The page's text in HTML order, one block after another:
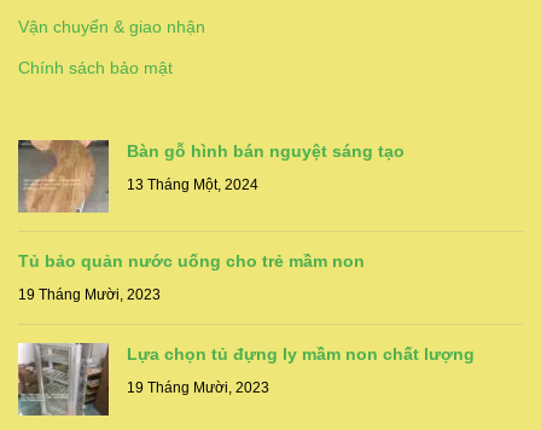
Vận chuyển & giao nhận
Chính sách bảo mật
Bàn gỗ hình bán nguyệt sáng tạo
13 Tháng Một, 2024
Tủ bảo quản nước uống cho trẻ mầm non
19 Tháng Mười, 2023
Lựa chọn tủ đựng ly mầm non chất lượng
19 Tháng Mười, 2023